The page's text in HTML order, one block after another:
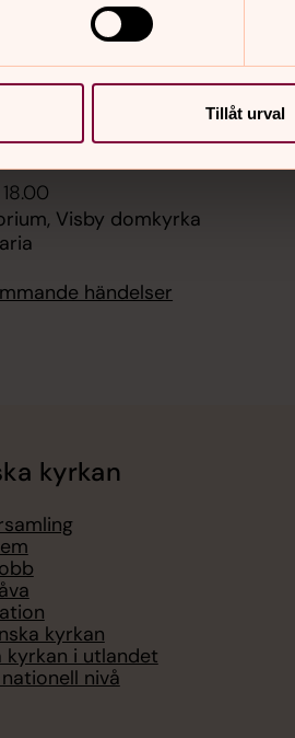
Tillåt urval
Visby domkyrka
Visby domkyrka
Visby domkyrka
händelser
kyrkan
kyrkan
kyrkan i utlandet
nivå